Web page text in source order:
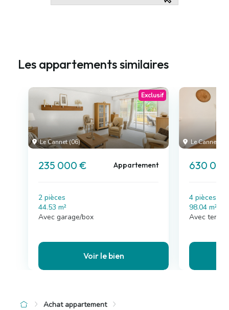
Les appartements similaires
Le Cannet (06)
Exclusif
235 000 € Appartement
2 pièces
44.53 m²
Avec garage/box
Voir le bien
Le Cannet
630
4 pièces , 3
98.04 m²
Avec
Achat appartement